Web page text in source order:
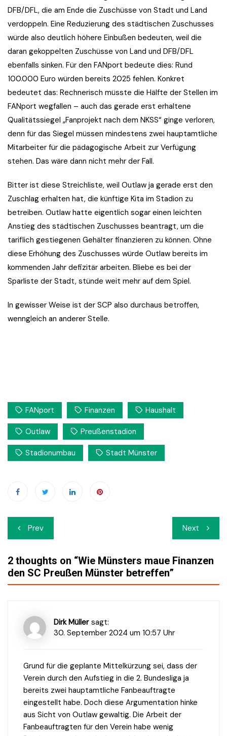
DFB/DFL, die am Ende die Zuschüsse von Stadt und Land
verdoppeln. Eine Reduzierung des städtischen Zuschusses
würde also deutlich höhere Einbußen bedeuten, weil die
daran gekoppelten Zuschüsse von Land und DFB/DFL
ebenfalls sinken. Für den FANport bedeute dies: Rund
100.000 Euro würden bereits 2025 fehlen. Konkret
bedeutet das: Rechnerisch müsste die Hälfte der Stellen im
FANport wegfallen – auch das gerade erst erhaltene
Qualitätssiegel „Fanprojekt nach dem NKSS“ ginge verloren,
denn für das Siegel müssen mindestens zwei hauptamtliche
Mitarbeiter für die pädagogische Arbeit zur Verfügung
stehen. Das wäre dann nicht mehr der Fall.
Bitter ist diese Streichliste, weil Outlaw ja gerade erst den
Zuschlag erhalten hat, die künftige Kita im Stadion zu
betreiben. Outlaw hatte eigentlich sogar einen leichten
Anstieg des städtischen Zuschusses beantragt, um die
tariflich gestiegenen Gehälter finanzieren zu können. Ohne
diese Erhöhung des Zuschusses würde Outlaw bereits im
kommenden Jahr defizitär arbeiten. Bliebe es bei der
Sparliste der Stadt, stünde weit mehr auf dem Spiel.
In gewisser Weise ist der SCP also durchaus betroffen,
wenngleich an anderer Stelle.
FANport Finanzen Haushalt
Outlaw Preußenstadion
Stadionumbau Stadt Münster
Beitrags-
Navigation
Prev Next
2 thoughts on “Wie Münsters maue Finanzen
den SC Preußen Münster betreffen”
Dirk Müller sagt:
30. September 2024 um 10:57 Uhr
Grund für die geplante Mittelkürzung sei, dass der
Verein durch den Aufstieg in die 2. Bundesliga ja
bereits zwei hauptamtliche Fanbeauftragte
eingestellt habe. Doch diese Argumentation hinke
aus Sicht von Outlaw gewaltig. Die Arbeit der
Fanbeauftragten für den Verein habe wenig